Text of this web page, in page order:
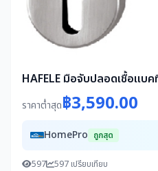
HAFELE มือจับปลอดเชื้อแบ
ราคาต่ำสุด฿3,590.00
HomePro ถูกสุด
597 597 เปรียบเทียบ